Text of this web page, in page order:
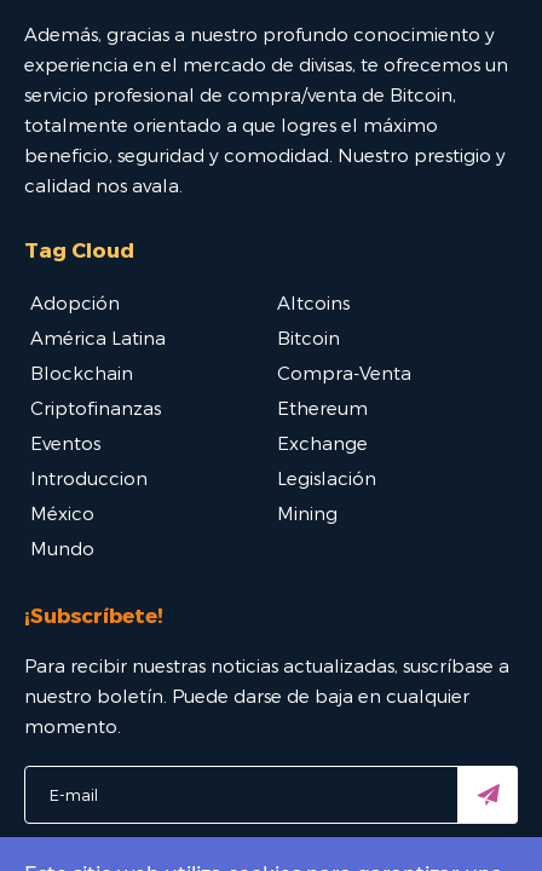
Además, gracias a nuestro profundo conocimiento y
experiencia en el mercado de divisas, te ofrecemos un
servicio profesional de compra/venta de Bitcoin,
totalmente orientado a que logres el máximo
beneficio, seguridad y comodidad. Nuestro prestigio y
calidad nos avala.
Tag Cloud
Adopción
Altcoins
América Latina
Bitcoin
Blockchain
Compra-Venta
Criptofinanzas
Ethereum
Eventos
Exchange
Introduccion
Legislación
México
Mining
Mundo
¡Subscríbete!
Para recibir nuestras noticias actualizadas, suscríbase a
nuestro boletín. Puede darse de baja en cualquier
momento.